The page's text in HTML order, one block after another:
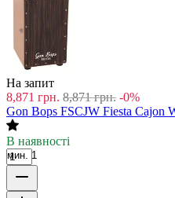
На запит
8,871 грн. 8,871 грн. -0%
Gon Bops FSCJW Fiesta Cajon
В наявності
мин. 1